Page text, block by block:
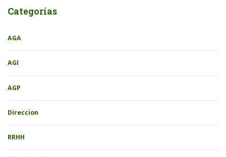
Categorías
AGA
AGI
AGP
Direccion
RRHH